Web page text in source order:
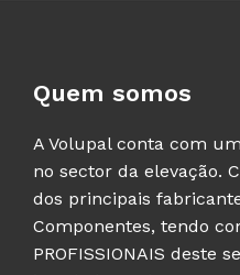
Quem somos
A Volupal conta com
no sector da elevação.
dos principais
Componentes, tendo
PROFISSIONAIS deste